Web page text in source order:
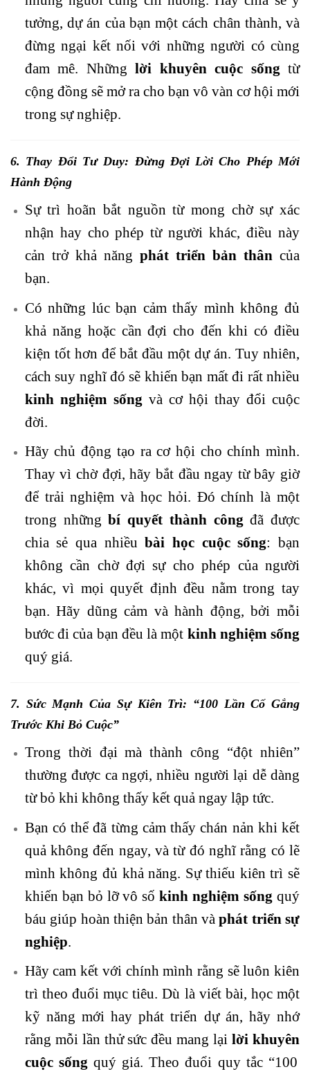
tưởng, dự án của bạn một cách chân thành, và
đừng ngại kết nối với những người có cùng
đam mê. Nhữnglời khuyên cuộc sống từ
cộng đồng sẽ mở ra cho bạn vô vàn cơ hội mới
trong sự nghiệp.
6. Thay Đổi Tư Duy: Đừng Đợi Lời Cho Phép Mới
Hành Động
Sự trì hoãn bắt nguồn từ mong chờ sự xác
nhận hay cho phép từ người khác, điều này
cản trở khả năng phát triển bản thân của
bạn.
Có những lúc bạn cảm thấy mình không đủ
khả năng hoặc cần đợi cho đến khi có điều
kiện tốt hơn để bắt đầu một dự án. Tuy nhiên,
cách suy nghĩ đó sẽ khiến bạn mất đi rất nhiều
kinh nghiệm sống và cơ hội thay đổi cuộc
đời.
Hãy chủ động tạo ra cơ hội cho chính mình.
Thay vì chờ đợi, hãy bắt đầu ngay từ bây giờ
để trải nghiệm và học hỏi. Đó chính là một
trong nhữngbí quyết thành công đã được
chia sẻ qua nhiềubài học cuộc sống: bạn
không cần chờ đợi sự cho phép của người
khác, vì mọi quyết định đều nằm trong tay
bạn. Hãy dũng cảm và hành động, bởi mỗi
bước đi của bạn đều là một kinh nghiệm sống
quý giá.
7. Sức Mạnh Của Sự Kiên Trì: “100 Lần Cố Gắng
Trước Khi Bỏ Cuộc”
Trong thời đại mà thành công “đột nhiên”
thường được ca ngợi, nhiều người lại dễ dàng
từ bỏ khi không thấy kết quả ngay lập tức.
Bạn có thể đã từng cảm thấy chán nản khi kết
quả không đến ngay, và từ đó nghĩ rằng có lẽ
mình không đủ khả năng. Sự thiếu kiên trì sẽ
khiến bạn bỏ lỡ vô sốkinh nghiệm sống quý
báu giúp hoàn thiện bản thân vàphát triển sự
nghiệp.
Hãy cam kết với chính mình rằng sẽ luôn kiên
trì theo đuổi mục tiêu. Dù là viết bài, học một
kỹ năng mới hay phát triển dự án, hãy nhớ
rằng mỗi lần thử sức đều mang lạilời khuyên
cuộc sống quý giá. Theo đuổi quy tắc “100